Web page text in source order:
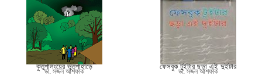
কুতুপালংয়ের ভূতপাহাড়ে
ডা. সজল আশফাক
ফেসবুক টুইটার ছড়া এই দুইটার
ডা. সজল আশফাক